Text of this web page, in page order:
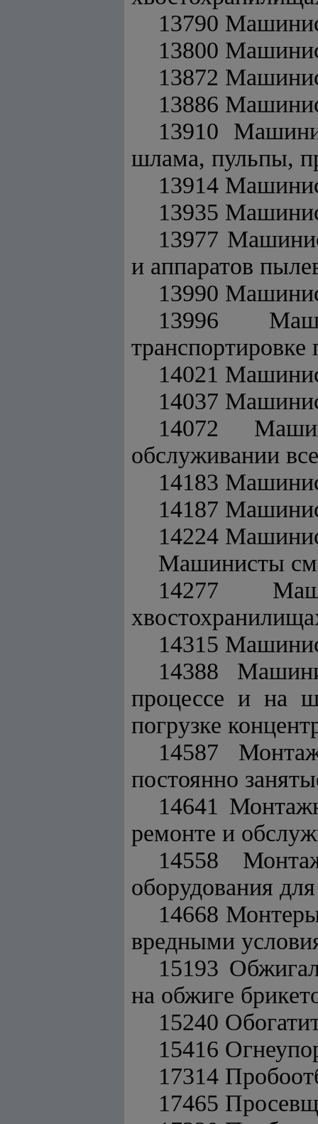
13790
13800
13872
13886
13910
шлама, пульпы,
13914
13935
13977
и аппаратов
13990
13996
14021
14037
14072
обслуживании
14183
14187
14224
Машинисты
14277
14315
14388
процессе и на
погрузке
14587
постоянно
14641
ремонте и
14558
оборудования
14668
вредными
15193
на обжиге
15240
15416
17314
17465